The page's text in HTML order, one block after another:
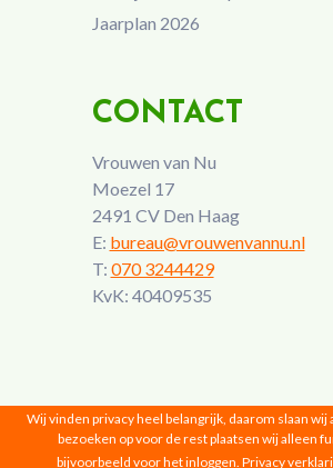
Jaarplan 2026
CONTACT
Vrouwen van Nu
Moezel 17
2491 CV Den Haag
E: bureau@vrouwenvannu.nl
T: 070 3244429
KvK: 40409535
Vrouwen van Nu © 2026 |
Wij vinden privacy heel belangrijk, daarom slaan
bezoeken op voor de rest plaatsen wij alleen
bijvoorbeeld voor het inloggen. Privacy